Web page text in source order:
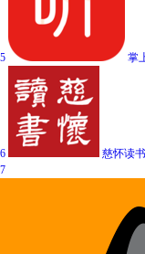
5 掌
6 慈怀读
7